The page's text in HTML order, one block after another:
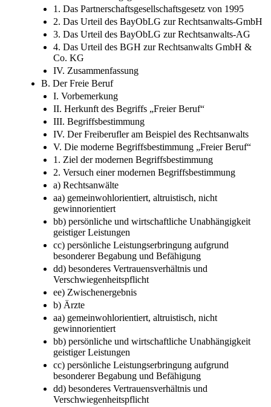
III. Die Zeit nach dem Urteil des
Bundesverfassungsgerichts
1. Das Partnerschaftsgesellschaftsgesetz von 1995
2. Das Urteil des BayObLG zur Rechtsanwalts-GmbH
3. Das Urteil des BayObLG zur Rechtsanwalts-AG
4. Das Urteil des BGH zur Rechtsanwalts GmbH &
Co. KG
IV. Zusammenfassung
B. Der Freie Beruf
I. Vorbemerkung
II. Herkunft des Begriffs „Freier Beruf“
III. Begriffsbestimmung
IV. Der Freiberufler am Beispiel des Rechtsanwalts
V. Die moderne Begriffsbestimmung „Freier Beruf“
1. Ziel der modernen Begriffsbestimmung
2. Versuch einer modernen Begriffsbestimmung
a) Rechtsanwälte
aa) gemeinwohlorientiert, altruistisch, nicht
gewinnorientiert
bb) persönliche und wirtschaftliche Unabhängigkeit
geistiger Leistungen
cc) persönliche Leistungserbringung aufgrund
besonderer Begabung und Befähigung
dd) besonderes Vertrauensverhältnis und
Verschwiegenheitspflicht
ee) Zwischenergebnis
b) Ärzte
aa) gemeinwohlorientiert, altruistisch, nicht
gewinnorientiert
bb) persönliche und wirtschaftliche Unabhängigkeit
geistiger Leistungen
cc) persönliche Leistungserbringung aufgrund
besonderer Begabung und Befähigung